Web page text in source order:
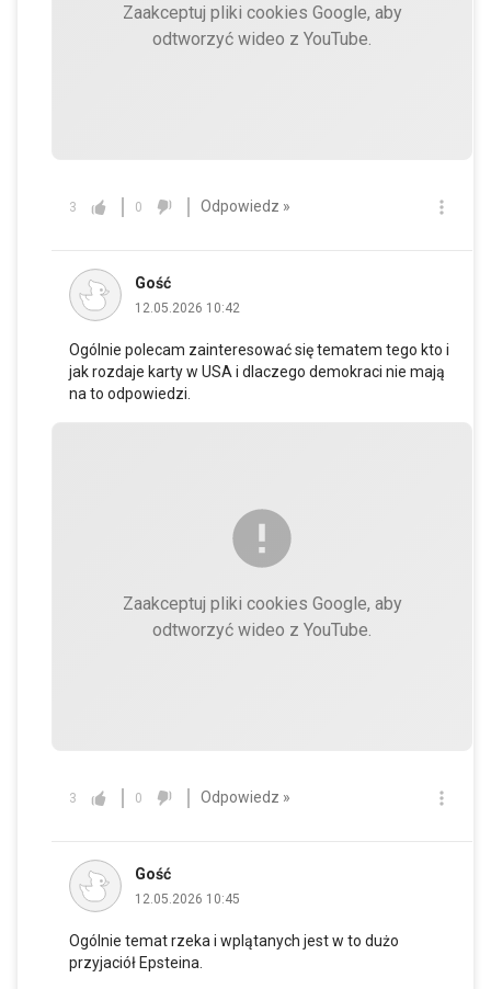
Zaakceptuj pliki cookies Google, aby
odtworzyć wideo z YouTube.
3 0 Odpowiedz »
Gość
12.05.2026 10:42
Ogólnie polecam zainteresować się tematem tego kto i
jak rozdaje karty w USA i dlaczego demokraci nie mają
na to odpowiedzi.
Zaakceptuj pliki cookies Google, aby
odtworzyć wideo z YouTube.
3 0 Odpowiedz »
Gość
12.05.2026 10:45
Ogólnie temat rzeka i wplątanych jest w to dużo
przyjaciół Epsteina.